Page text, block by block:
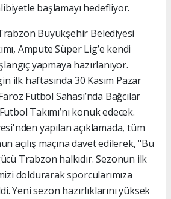
başlamayı hedefliyor.
Büyükşehir Belediyesi
Ampute Süper Lig’e kendi
yapmaya hazırlanıyor.
ilk haftasında 30 Kasım Pazar
Futbol Sahası’nda Bağcılar
Takımı’nı konuk edecek.
yapılan açıklamada, tüm
açılış maçına davet edilerek, "Bu
Trabzon halkıdır. Sezonun ilk
doldurarak sporcularımıza
Yeni sezon hazırlıklarını yüksek